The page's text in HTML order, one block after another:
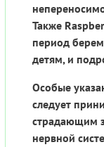
Также
период
детям, и
Особые
следует
страдающим
нервной